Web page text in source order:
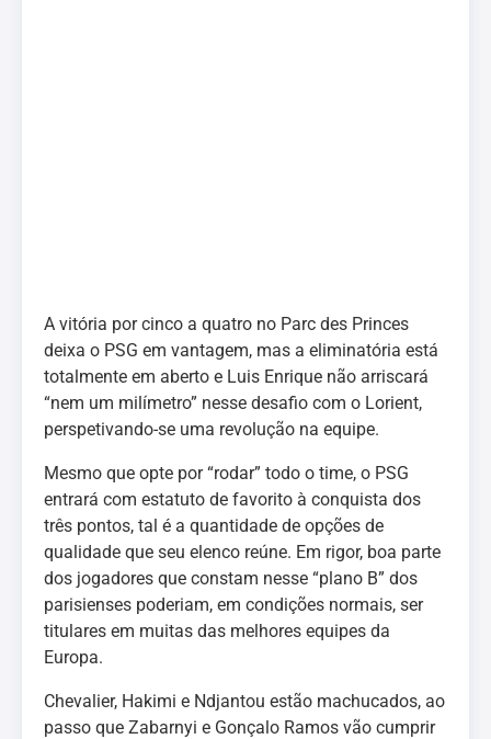
A vitória por cinco a quatro no Parc des Princes
deixa o PSG em vantagem, mas a eliminatória está
totalmente em aberto e Luis Enrique não arriscará
“nem um milímetro” nesse desafio com o Lorient,
perspetivando-se uma revolução na equipe.
Mesmo que opte por “rodar” todo o time, o PSG
entrará com estatuto de favorito à conquista dos
três pontos, tal é a quantidade de opções de
qualidade que seu elenco reúne. Em rigor, boa parte
dos jogadores que constam nesse “plano B” dos
parisienses poderiam, em condições normais, ser
titulares em muitas das melhores equipes da
Europa.
Chevalier, Hakimi e Ndjantou estão machucados, ao
passo que Zabarnyi e Gonçalo Ramos vão cumprir